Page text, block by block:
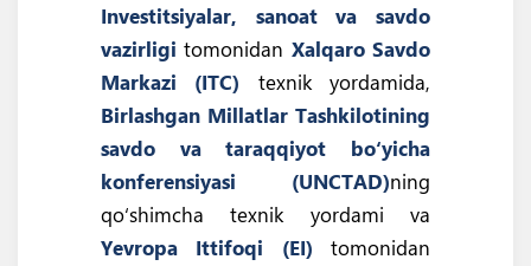
Investitsiyalar, sanoat va savdo
vazirligi tomonidan Xalqaro Savdo
Markazi (ITC) texnik yordamida,
Birlashgan Millatlar Tashkilotining
savdo va taraqqiyot bo‘yicha
konferensiyasi (UNCTAD)ning
qoʻshimcha texnik yordami va
Yevropa Ittifoqi (EI) tomonidan